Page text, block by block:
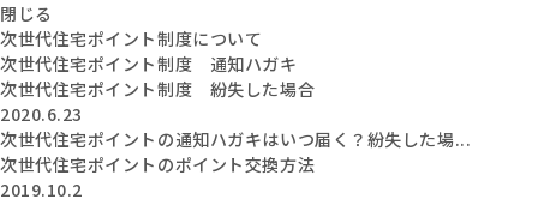
閉じる
次世代住宅ポイント制度について
次世代住宅ポイント制度 通知ハガキ
次世代住宅ポイント制度 紛失した場合
2020.6.23
次世代住宅ポイントの通知ハガキはいつ届く？紛失した場...
次世代住宅ポイントのポイント交換方法
2019.10.2